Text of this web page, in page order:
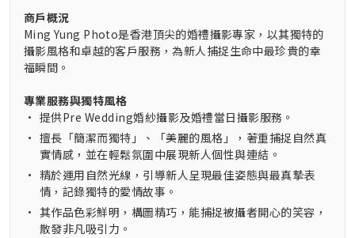
商戶概況
Ming Yung Photo是香港頂尖的婚禮攝影專家，以其獨特的
攝影風格和卓越的客戶服務，為新人捕捉生命中最珍貴的幸
福瞬間。
專業服務與獨特風格
• 提供Pre Wedding婚紗攝影及婚禮當日攝影服務。
• 擅長「簡潔而獨特」、「美麗的風格」，著重捕捉自然真
實情感，並在輕鬆氛圍中展現新人個性與連結。
• 精於運用自然光線，引導新人呈現最佳姿態與最真摯表
情，記錄獨特的愛情故事。
• 其作品色彩鮮明，構圖精巧，能捕捉被攝者開心的笑容，
散發非凡吸引力。